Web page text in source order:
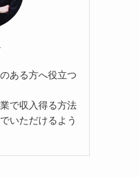
ある方へ役立つ
で収入得る方法
いただけるよう